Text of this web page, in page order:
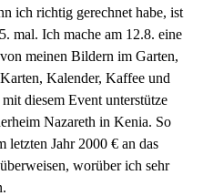
ich richtig gerechnet habe, ist
mal. Ich mache am 12.8. eine
meinen Bildern im Garten,
Kalender, Kaffee und
diesem Event unterstütze
Nazareth in Kenia. So
letzten Jahr 2000 € an das
worüber ich sehr